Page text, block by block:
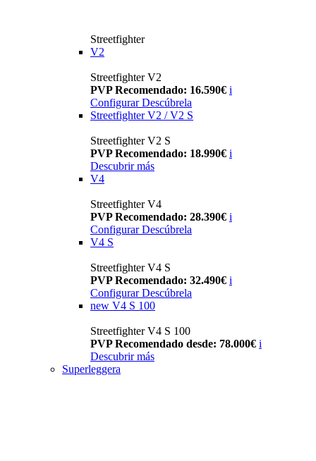
Streetfighter
V2
Streetfighter V2
PVP Recomendado: 16.590€ i
Configurar Descúbrela
Streetfighter V2 / V2 S
Streetfighter V2 S
PVP Recomendado: 18.990€ i
Descubrir más
V4
Streetfighter V4
PVP Recomendado: 28.390€ i
Configurar Descúbrela
V4 S
Streetfighter V4 S
PVP Recomendado: 32.490€ i
Configurar Descúbrela
new V4 S 100
Streetfighter V4 S 100
PVP Recomendado desde: 78.000€ i
Descubrir más
Superleggera